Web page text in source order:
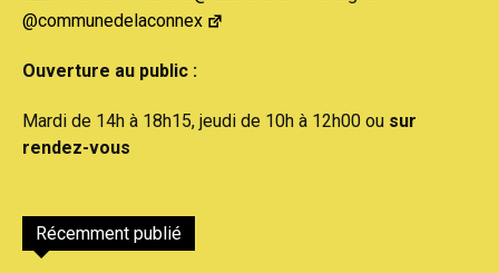
@communedelaconnex
Ouverture au public :
Mardi de 14h à 18h15, jeudi de 10h à 12h00 ou sur
rendez-vous
Récemment publié